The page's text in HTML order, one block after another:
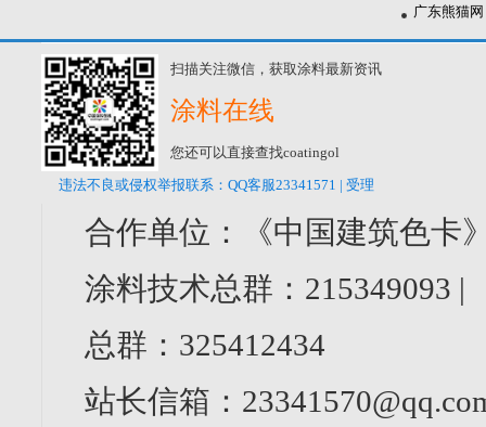
广东熊猫网
扫描关注微信，获取涂料最新资讯
涂料在线
您还可以直接查找coatingol
违法不良或侵权举报联系：QQ客服23341571 | 受理
合作单位：《中国建筑色卡
涂料技术总群：
总群：325412434
站长信箱：